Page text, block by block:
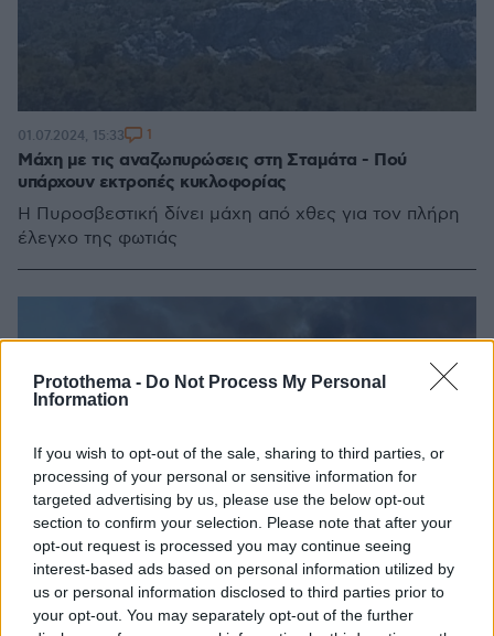
Protothema - Do Not Process My Personal
Information
If you wish to opt-out of the sale, sharing to third parties, or
processing of your personal or sensitive information for
targeted advertising by us, please use the below opt-out
section to confirm your selection. Please note that after your
opt-out request is processed you may continue seeing
interest-based ads based on personal information utilized by
us or personal information disclosed to third parties prior to
your opt-out. You may separately opt-out of the further
Μάχη με τις αναζωπυρώσεις στη Σταμάτα - Πού
υπάρχουν εκτροπές κυκλοφορίας
Η Πυροσβεστική δίνει μάχη από χθες για τον πλήρη
έλεγχο της φωτιάς
01.07.2024, 15:33 1